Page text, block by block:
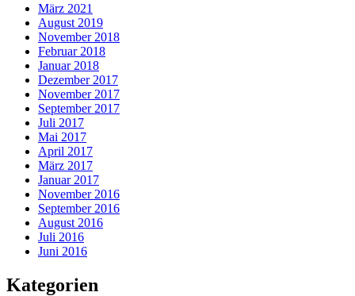
März 2021
August 2019
November 2018
Februar 2018
Januar 2018
Dezember 2017
November 2017
September 2017
Juli 2017
Mai 2017
April 2017
März 2017
Januar 2017
November 2016
September 2016
August 2016
Juli 2016
Juni 2016
Kategorien